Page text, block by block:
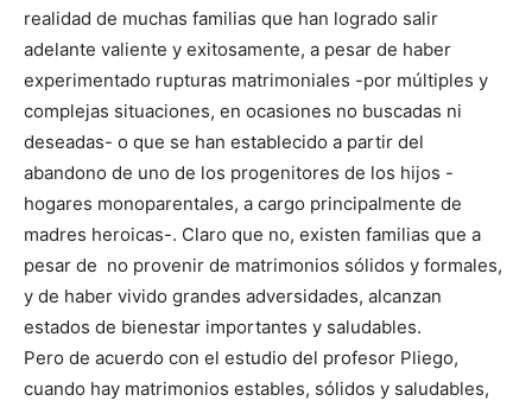
realidad de muchas familias que han logrado salir
adelante valiente y exitosamente, a pesar de haber
experimentado rupturas matrimoniales -por múltiples y
complejas situaciones, en ocasiones no buscadas ni
deseadas- o que se han establecido a partir del
abandono de uno de los progenitores de los hijos -
hogares monoparentales, a cargo principalmente de
madres heroicas-. Claro que no, existen familias que a
pesar de no provenir de matrimonios sólidos y formales,
y de haber vivido grandes adversidades, alcanzan
estados de bienestar importantes y saludables.
Pero de acuerdo con el estudio del profesor Pliego,
cuando hay matrimonios estables, sólidos y saludables,